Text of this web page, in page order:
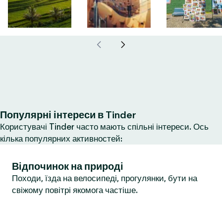
Популярні інтереси в Tinder
Користувачі Tinder часто мають спільні інтереси. Ось
кілька популярних активностей:
Відпочинок на природі
Походи, їзда на велосипеді, прогулянки, бути на
свіжому повітрі якомога частіше.